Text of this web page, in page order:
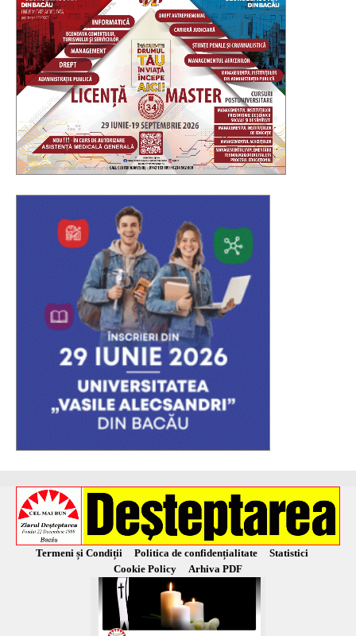
Termeni și Condiții Politica de confidențialitate
Statistici
Cookie Policy
Arhiva PDF